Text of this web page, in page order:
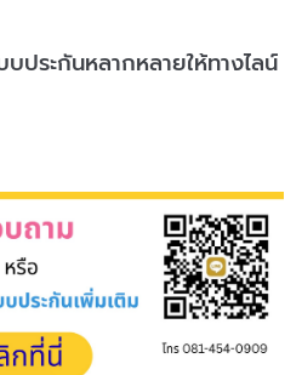
ประกันหลากหลายให้ทางไลน์